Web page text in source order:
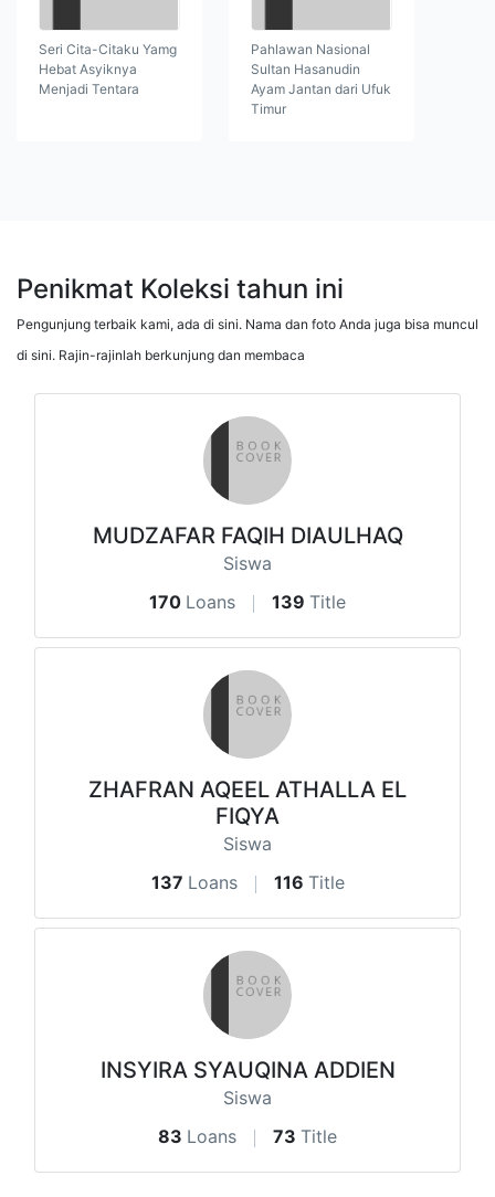
Seri Cita-Citaku Yamg
Hebat Asyiknya
Menjadi Tentara
Pahlawan Nasional
Sultan Hasanudin
Ayam Jantan dari Ufuk
Timur
Penikmat Koleksi tahun ini
Pengunjung terbaik kami, ada di sini. Nama dan foto Anda juga bisa muncul
di sini. Rajin-rajinlah berkunjung dan membaca
MUDZAFAR FAQIH DIAULHAQ
Siswa
170 Loans 139 Title
ZHAFRAN AQEEL ATHALLA EL
FIQYA
Siswa
137 Loans 116 Title
INSYIRA SYAUQINA ADDIEN
Siswa
83 Loans 73 Title